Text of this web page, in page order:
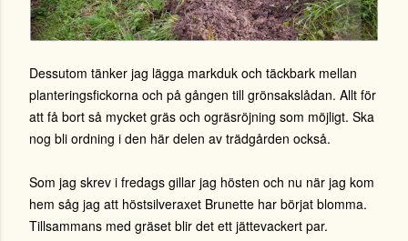
Dessutom tänker jag lägga markduk och täckbark mellan
planteringsfickorna och på gången till grönsakslådan. Allt för
att få bort så mycket gräs och ogräsröjning som möjligt. Ska
nog bli ordning i den här delen av trädgården också.
Som jag skrev i fredags gillar jag hösten och nu när jag kom
hem såg jag att höstsilveraxet Brunette har börjat blomma.
Tillsammans med gräset blir det ett jättevackert par.